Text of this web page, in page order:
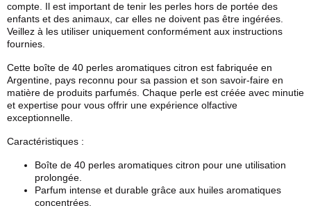
compte. Il est important de tenir les perles hors de portée des
enfants et des animaux, car elles ne doivent pas être ingérées.
Veillez à les utiliser uniquement conformément aux instructions
fournies.
Cette boîte de 40 perles aromatiques citron est fabriquée en
Argentine, pays reconnu pour sa passion et son savoir-faire en
matière de produits parfumés. Chaque perle est créée avec minutie
et expertise pour vous offrir une expérience olfactive
exceptionnelle.
Caractéristiques :
Boîte de 40 perles aromatiques citron pour une utilisation
prolongée.
Parfum intense et durable grâce aux huiles aromatiques
concentrées.